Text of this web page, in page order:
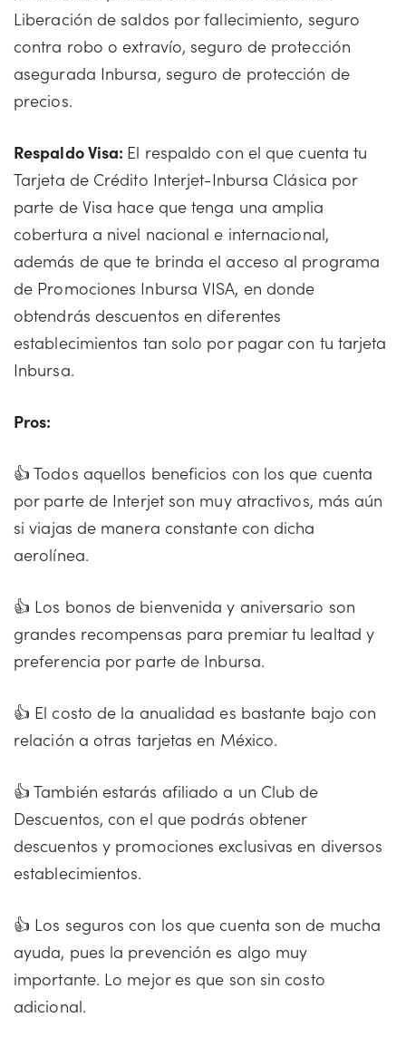
Liberación de saldos por fallecimiento, seguro
contra robo o extravío, seguro de protección
asegurada Inbursa, seguro de protección de
precios.
Respaldo Visa: El respaldo con el que cuenta tu
Tarjeta de Crédito Interjet-Inbursa Clásica por
parte de Visa hace que tenga una amplia
cobertura a nivel nacional e internacional,
además de que te brinda el acceso al programa
de Promociones Inbursa VISA, en donde
obtendrás descuentos en diferentes
establecimientos tan solo por pagar con tu tarjeta
Inbursa.
Pros:
👍 Todos aquellos beneficios con los que cuenta
por parte de Interjet son muy atractivos, más aún
si viajas de manera constante con dicha
aerolínea.
👍 Los bonos de bienvenida y aniversario son
grandes recompensas para premiar tu lealtad y
preferencia por parte de Inbursa.
👍 El costo de la anualidad es bastante bajo con
relación a otras tarjetas en México.
👍 También estarás afiliado a un Club de
Descuentos, con el que podrás obtener
descuentos y promociones exclusivas en diversos
establecimientos.
👍 Los seguros con los que cuenta son de mucha
ayuda, pues la prevención es algo muy
importante. Lo mejor es que son sin costo
adicional.